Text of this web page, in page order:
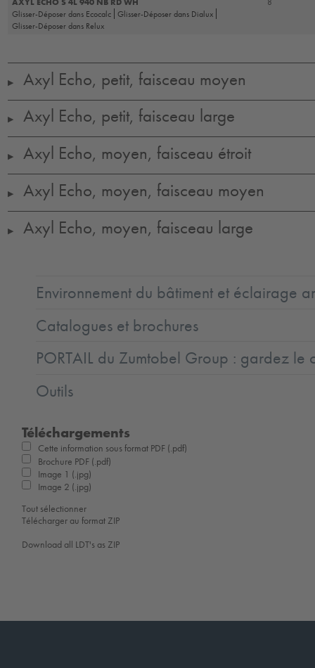
Glisser-Déposer dans Ecocalc Glisser-Déposer dans Dialux
Glisser-Déposer dans Relux
▶ Axyl Echo, petit, faisceau moyen
▶ Axyl Echo, petit, faisceau large
▶ Axyl Echo, moyen, faisceau étroit
▶ Axyl Echo, moyen, faisceau moyen
▶ Axyl Echo, moyen, faisceau large
Environnement du bâtiment et éclairage
Catalogues et brochures
PORTAIL du Zumtobel Group : gardez le
Outils
Téléchargements
Cette information sous format PDF (.pdf)
Brochure PDF (.pdf)
Image 1 (.jpg)
Image 2 (.jpg)
Tout sélectionner
Télécharger au format ZIP
Download all LDT's as ZIP